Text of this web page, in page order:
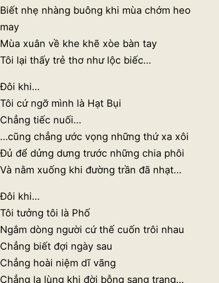
Biết nhẹ nhàng buông khi mùa chớm heo
may
Mùa xuân về khe khẽ xòe bàn tay
Tôi lại thấy trẻ thơ như lộc biếc…
Đôi khi…
Tôi cứ ngỡ mình là Hạt Bụi
Chẳng tiếc nuối…
…cũng chẳng ước vọng những thứ xa xôi
Đủ để dửng dưng trước những chia phôi
Và nằm xuống khi đường trần đã nhạt…
Đôi khi…
Tôi tưởng tôi là Phố
Ngắm dòng người cứ thế cuốn trôi nhau
Chẳng biết đợi ngày sau
Chẳng hoài niệm dĩ vãng
Chẳng lạ lùng khi đời bỗng sang trang…